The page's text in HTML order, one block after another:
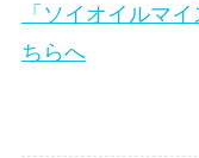
「ソイオイルマ
ちらへ